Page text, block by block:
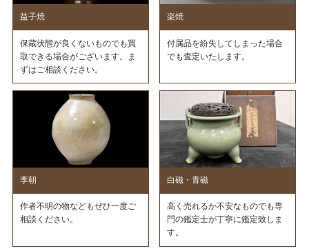
益子焼
保蔵状態が良くないものでも買
取できる場合がございます。ま
ずはご相談ください。
楽焼
付属品を紛失してしまった場合
でも査定いたします。
李朝
作者不明の物などもぜひ一度ご
相談ください。
白磁・青磁
高く売れるか不安なものでも専
門の鑑定士が丁寧に鑑定致しま
す。